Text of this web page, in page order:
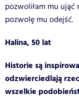
pozwoliłam mu ująć
pozwolę mu odejść.
Halina, 50 lat
Historie są
odzwierciedlają
wszelkie